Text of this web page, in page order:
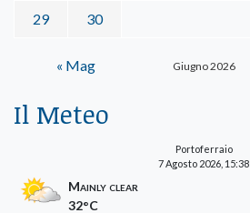
Giugno 2026
29 30
« Mag
Il Meteo
Portoferraio
7 Agosto 2026, 15:38
Mainly clear
32°C